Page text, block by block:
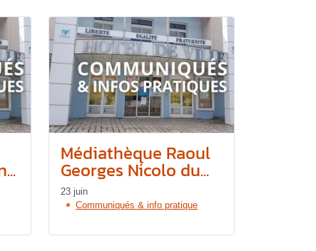
Médiathèque Raoul
Georges Nicolo du...
23 juin
Communiqués & info pratique